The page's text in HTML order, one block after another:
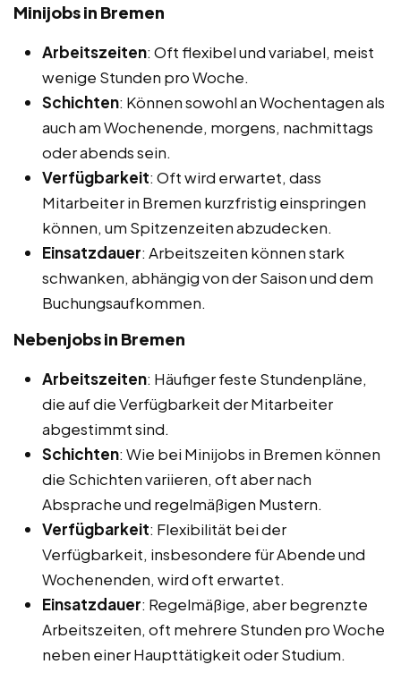
Minijobs in Bremen
Arbeitszeiten: Oft flexibel und variabel, meist
wenige Stunden pro Woche.
Schichten: Können sowohl an Wochentagen als
auch am Wochenende, morgens, nachmittags
oder abends sein.
Verfügbarkeit: Oft wird erwartet, dass
Mitarbeiter in Bremen kurzfristig einspringen
können, um Spitzenzeiten abzudecken.
Einsatzdauer: Arbeitszeiten können stark
schwanken, abhängig von der Saison und dem
Buchungsaufkommen.
Nebenjobs in Bremen
Arbeitszeiten: Häufiger feste Stundenpläne,
die auf die Verfügbarkeit der Mitarbeiter
abgestimmt sind.
Schichten: Wie bei Minijobs in Bremen können
die Schichten variieren, oft aber nach
Absprache und regelmäßigen Mustern.
Verfügbarkeit: Flexibilität bei der
Verfügbarkeit, insbesondere für Abende und
Wochenenden, wird oft erwartet.
Einsatzdauer: Regelmäßige, aber begrenzte
Arbeitszeiten, oft mehrere Stunden pro Woche
neben einer Haupttätigkeit oder Studium.